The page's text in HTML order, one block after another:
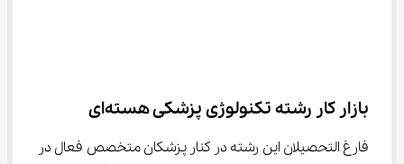
بازار کار رشته تکنولوژی پزشکی هسته‌ای
فارغ التحصیلان این رشته در کنار پزشکان متخصص فعال در